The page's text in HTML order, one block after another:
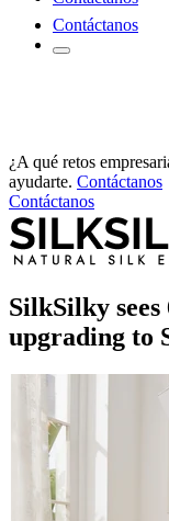
Contáctanos
¿A qué retos
ayudarte. Contáctanos
Contáctanos
SilkSilky
upgrading to